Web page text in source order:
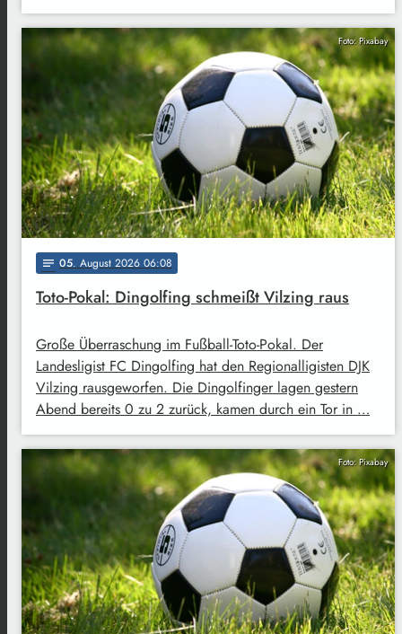
Foto: Pixabay
notes 05. August 2026 06:08
Toto-Pokal: Dingolfing schmeißt Vilzing raus
Große Überraschung im Fußball-Toto-Pokal. Der
Landesligist FC Dingolfing hat den Regionalligisten DJK
Vilzing rausgeworfen. Die Dingolfinger lagen gestern
Abend bereits 0 zu 2 zurück, kamen durch ein Tor in …
Foto: Pixabay